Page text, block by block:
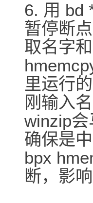
6. 用 bd
暂停断
取名字
里运行
刚输入
winzip
确保是
bpx
断，影